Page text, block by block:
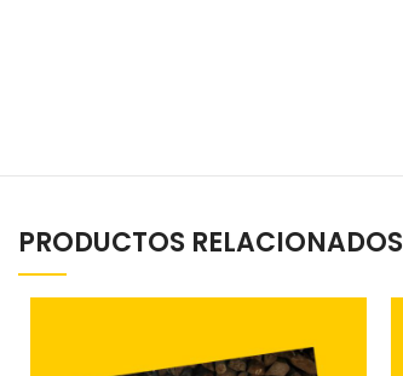
PRODUCTOS RELACIONADOS